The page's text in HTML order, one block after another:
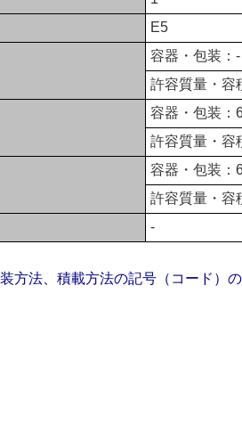
E5
容器・包装：-
許容質量・容
容器・包装：
許容質量・容
容器・包装：
許容質量・容
-
方法、積載方法の記号（コード）